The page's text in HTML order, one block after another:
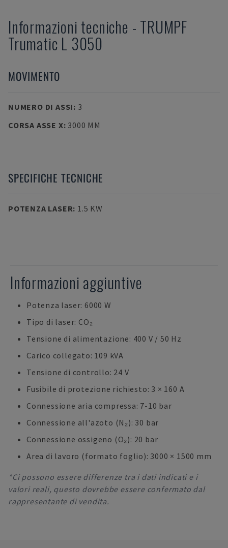
Informazioni tecniche - TRUMPF
Trumatic L 3050
MOVIMENTO
NUMERO DI ASSI: 3
CORSA ASSE X: 3000 MM
SPECIFICHE TECNICHE
POTENZA LASER: 1.5 KW
Informazioni aggiuntive
Potenza laser: 6000 W
Tipo di laser: CO₂
Tensione di alimentazione: 400 V / 50 Hz
Carico collegato: 109 kVA
Tensione di controllo: 24 V
Fusibile di protezione richiesto: 3 × 160 A
Connessione aria compressa: 7-10 bar
Connessione all'azoto (N₂): 30 bar
Connessione ossigeno (O₂): 20 bar
Area di lavoro (formato foglio): 3000 × 1500 mm
*Ci possono essere differenze tra i dati indicati e i
valori reali, questo dovrebbe essere confermato dal
rappresentante di vendita.